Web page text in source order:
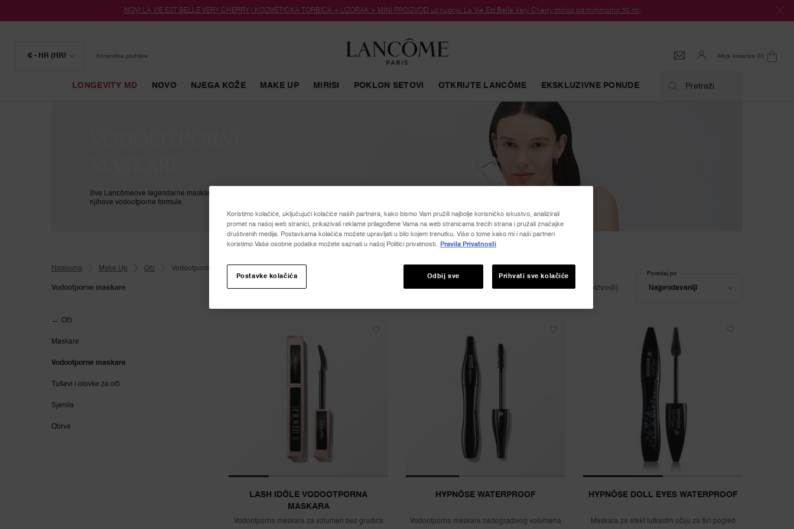
NOVI LA VIE EST BELLE VERY CHERRY | KOZMETIČKA TORBICA + UZORAK + MINI PROIZVOD uz kupnju La Vie Est Belle Very Cherry mirisa od minimalno 30 ml.
€ - HR (HR) Korisnička podrška Moja košarica 0
0 proizvod
LONGEVITY MD NOVO NJEGA KOŽE MAKE UP MIRISI POKLON SETOVI OTKRIJTE LANCÔME EKSKLUZIVNE PONUDE Pretraži
Sve Lancômeove legendarne maskare, s dodatnom sigurnošću
njihove vodootporne formule.
Naslovna Make Up Oči Vodootporne Maskare
Vodootporne maskare (5 proizvodi)
Najprodavaniji
Poredaj po
Oči
Maskare
Vodootporne maskare
Tuševi i olovke za oči
Sjenila
Obrve
LASH IDÔLE VODOOTPORNA
MASKARA
Vodootporna maskara za volumen bez grudica
HYPNÔSE WATERPROOF
Vodootporna maskara nadogradivog volumena
HYPNÔSE DOLL EYES WATERPROOF
Maskara za efekt lutkastih očiju za širi pogled
Koristimo kolačiće, uključujući kolačiće naših partnera, kako bismo Vam pružili najbolje korisničko iskustvo, analizirali
promet na našoj web stranici, prikazivali reklame prilagođene Vama na web stranicama trećih strana i pružali značajke
društvenih medija. Postavkama kolačića možete upravljati u bilo kojem trenutku. Više o tome kako mi i naši partneri
koristimo Vaše osobne podatke možete saznati u našoj Politici privatnosti.
Pravila Privatnosti
Odbij sve Prihvati sve kolačiće
Postavke kolačića